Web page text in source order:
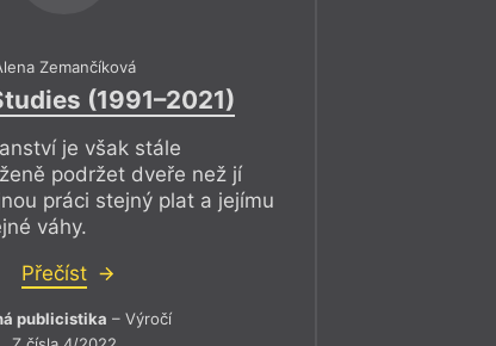
Zemančíková
(1991–2021)
je však stále
podržet dveře než jí
práci stejný plat a jejímu
váhy.
Přečíst
publicistika – Výročí